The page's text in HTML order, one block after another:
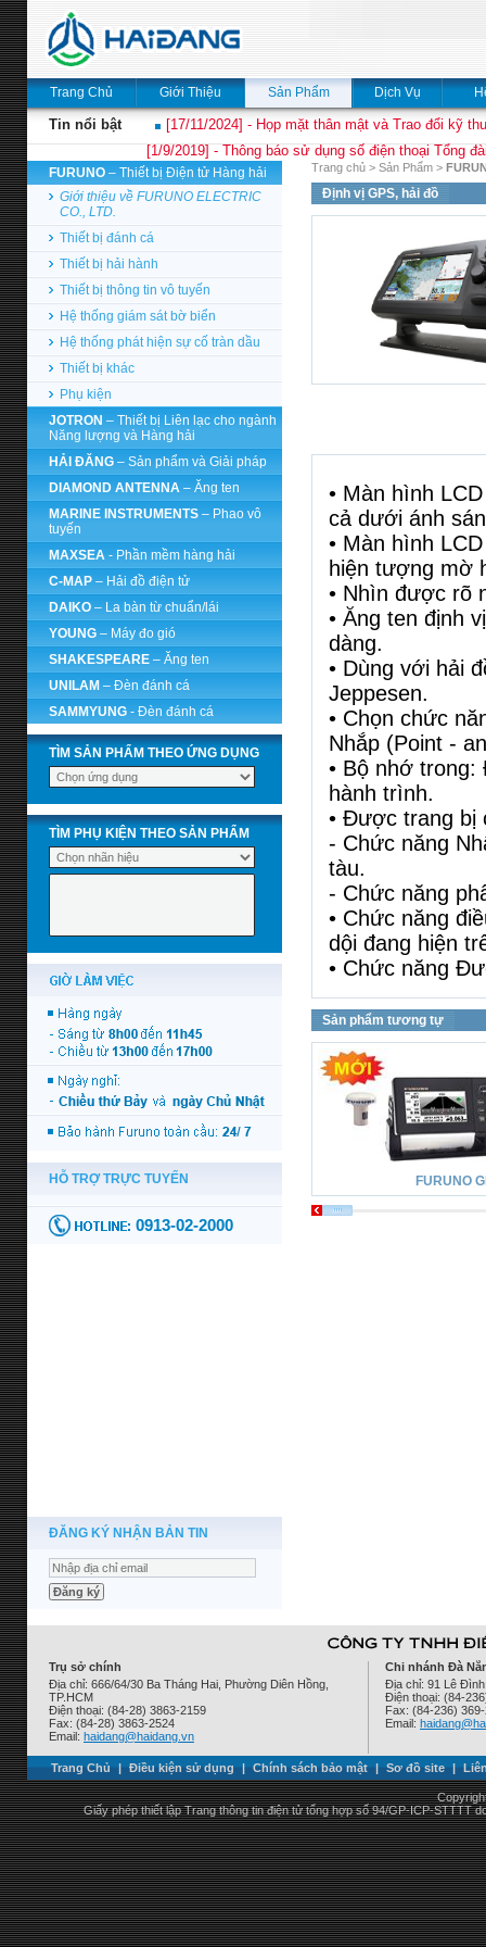
Trang Chủ Giới Thiệu Sản Phẩm Dịch Vụ
Tin nổi bật
[17/11/2024] - Họp mặt thân mật và Trao đổi kỹ
[1/9/2019] - Thông báo sử dụng số điện thoại Tổng
FURUNO – Thiết bị Điện tử Hàng hải
Giới thiệu về FURUNO ELECTRIC
CO., LTD.
Thiết bị đánh cá
Thiết bị hải hành
Thiết bị thông tin vô tuyến
Hệ thống giám sát bờ biển
Hệ thống phát hiện sự cố tràn dầu
Thiết bị khác
Phụ kiện
JOTRON – Thiết bị Liên lạc cho ngành
Năng lượng và Hàng hải
HẢI ĐĂNG – Sản phẩm và Giải pháp
DIAMOND ANTENNA – Ăng ten
MARINE INSTRUMENTS – Phao vô
tuyến
MAXSEA - Phần mềm hàng hải
C-MAP – Hải đồ điện tử
DAIKO – La bàn từ chuẩn/lái
YOUNG – Máy đo gió
SHAKESPEARE – Ăng ten
UNILAM – Đèn đánh cá
SAMMYUNG - Đèn đánh cá
TÌM SẢN PHẨM THEO ỨNG DỤNG
TÌM PHỤ KIỆN THEO SẢN PHẨM
ĐĂNG KÝ NHẬN BẢN TIN
Trang chủ > Sản Phẩm >
Định vị GPS, hải đồ
• Màn hình
cả dưới ánh
• Màn hình
hiện tượng mờ
• Nhìn được rõ
• Ăng ten định
dàng.
• Dùng với hải
Jeppesen.
• Chọn chức
Nhắp (Point -
• Bộ nhớ
hành trình.
• Được trang bị
- Chức năng
tàu.
- Chức năng
• Chức năng
dội đang hiện
• Chức năng
Sản phẩm tương tự
FURUNO
Trụ sở chính
Địa chỉ: 666/64/30 Ba Tháng Hai, Phường Diên Hồng,
TP.HCM
Điện thoại: (84-28) 3863-2159
Fax: (84-28) 3863-2524
Email: haidang@haidang.vn
Chi nhánh Đà
Địa chỉ: 91 Lê
Điện thoại: (84-
Fax: (84-236)
Email:
Trang Chủ | Điều kiện sử dụng | Chính sách bảo mật | Sơ đồ site |
Giấy phép thiết lập Trang thông tin điện tử tổng hợp số 94/GP-ICP-STTTT